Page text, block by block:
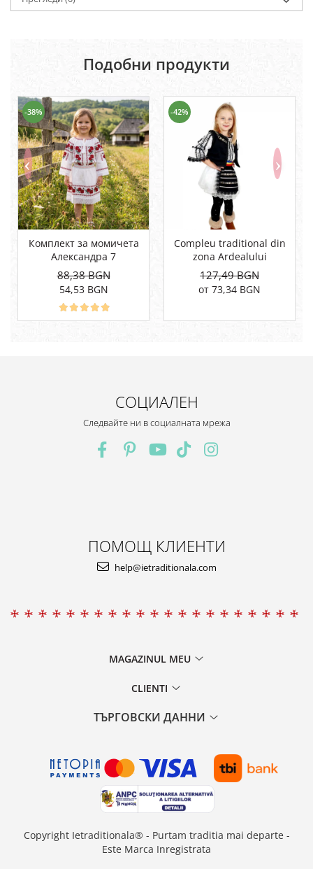
Подобни продукти
-38%
Комплект за момичета
Александра 7
88,38 BGN
54,53 BGN
-42%
Compleu traditional din
zona Ardealului
127,49 BGN
от 73,34 BGN
СОЦИАЛЕН
Следвайте ни в социалната мрежа
ПОМОЩ КЛИЕНТИ
help@ietraditionala.com
MAGAZINUL MEU
CLIENTI
ТЪРГОВСКИ ДАННИ
Copyright Ietraditionala® - Purtam traditia mai departe -
Este Marca Inregistrata